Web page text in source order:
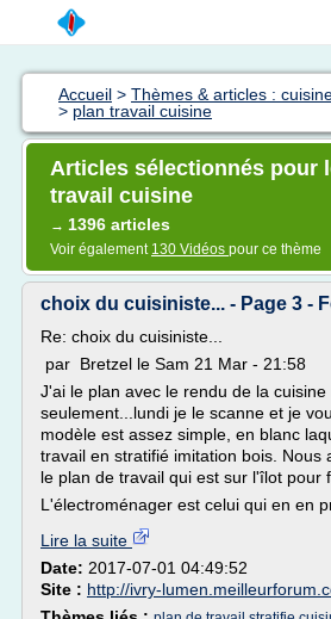
Accueil > Thèmes & articles :
> plan travail cuisine
Articles sélectionnés pour
travail cuisine
→ 1396 articles
Voir également 130 Vidéos pour ce thème
choix du cuisiniste... - Page 3 -
Re: choix du cuisiniste...
par Bretzel le Sam 21 Mar - 21:58
J'ai le plan avec le rendu de la
seulement...lundi je le scanne et je
modèle est assez simple, en blanc
travail en stratifié imitation bois. Nous
le plan de travail qui est sur l'îlot pour
L'électroménager est celui qui en en
Lire la suite
Date: 2017-07-01 04:49:52
Site : http://ivry-